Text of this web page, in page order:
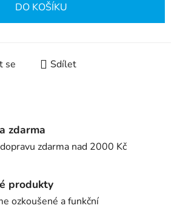
DO KOŠÍKU
se Sdílet
zdarma
zdarma nad 2000 Kč
produkty
ozkoušené a funkční